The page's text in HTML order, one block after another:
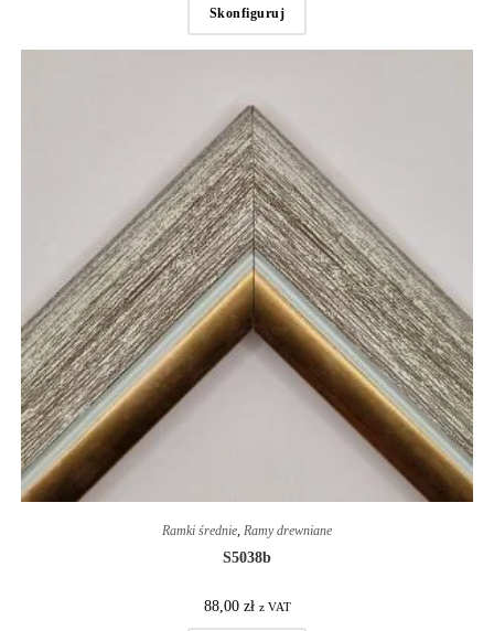
Skonfiguruj
Ramki średnie, Ramy drewniane
S5038b
88,00 zł z VAT